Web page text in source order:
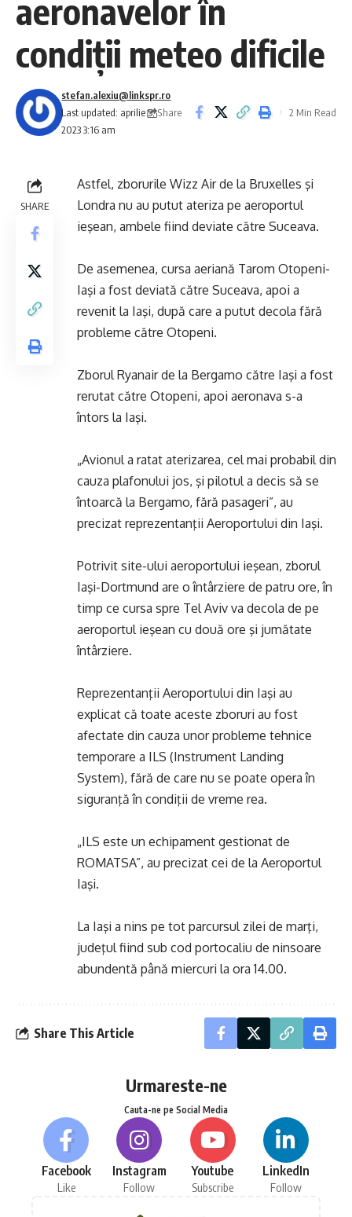
aeronavelor în
condiţii meteo dificile
Last updated: aprilie 5,
2023 3:16 am
stefan.alexiu@linkspr.ro
Share
2 Min Read
SHARE
Astfel, zborurile Wizz Air de la Bruxelles şi
Londra nu au putut ateriza pe aeroportul
ieşean, ambele fiind deviate către Suceava.
De asemenea, cursa aeriană Tarom Otopeni-
Iaşi a fost deviată către Suceava, apoi a
revenit la Iaşi, după care a putut decola fără
probleme către Otopeni.
Zborul Ryanair de la Bergamo către Iaşi a fost
rerutat către Otopeni, apoi aeronava s-a
întors la Iaşi.
„Avionul a ratat aterizarea, cel mai probabil din
cauza plafonului jos, şi pilotul a decis să se
întoarcă la Bergamo, fără pasageri”, au
precizat reprezentanţii Aeroportului din Iaşi.
Potrivit site-ului aeroportului ieşean, zborul
Iaşi-Dortmund are o întârziere de patru ore, în
timp ce cursa spre Tel Aviv va decola de pe
aeroportul ieşean cu două ore şi jumătate
întârziere.
Reprezentanţii Aeroportului din Iaşi au
explicat că toate aceste zboruri au fost
afectate din cauza unor probleme tehnice
temporare a ILS (Instrument Landing
System), fără de care nu se poate opera în
siguranţă în condiţii de vreme rea.
„ILS este un echipament gestionat de
ROMATSA”, au precizat cei de la Aeroportul
Iaşi.
La Iaşi a nins pe tot parcursul zilei de marţi,
judeţul fiind sub cod portocaliu de ninsoare
abundentă până miercuri la ora 14.00.
Share This Article
Urmareste-ne
Cauta-ne pe Social Media
Facebook
Like
Instagram
Follow
Youtube
Subscribe
LinkedIn
Follow